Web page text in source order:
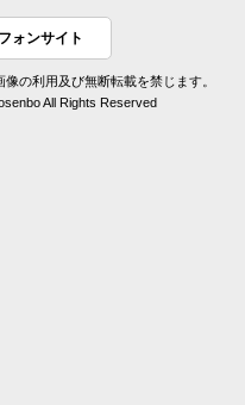
ォンサイト
の利用及び無断転載を禁じます。
All Rights Reserved